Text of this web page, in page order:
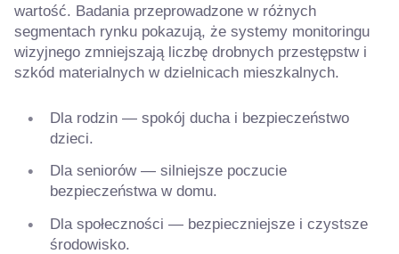
wartość. Badania przeprowadzone w różnych
segmentach rynku pokazują, że systemy monitoringu
wizyjnego zmniejszają liczbę drobnych przestępstw i
szkód materialnych w dzielnicach mieszkalnych.
Dla rodzin — spokój ducha i bezpieczeństwo
dzieci.
Dla seniorów — silniejsze poczucie
bezpieczeństwa w domu.
Dla społeczności — bezpieczniejsze i czystsze
środowisko.